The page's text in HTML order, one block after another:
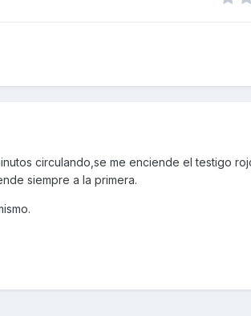
circulando,se me enciende el testigo
siempre a la primera.